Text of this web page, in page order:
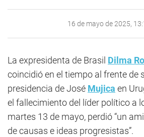
16 de mayo de 2025,
La expresidenta de Brasil Dilma
coincidió en el tiempo al frente de
presidencia de José Mujica en
el fallecimiento del líder político a
martes 13 de mayo, perdió “un
de causas e ideas progresistas”.